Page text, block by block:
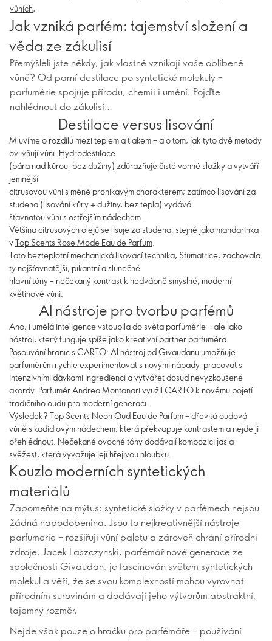
vůních.
Jak vzniká parfém: tajemství složení a
věda ze zákulisí
Přemýšleli jste někdy, jak vlastně vznikají vaše oblíbené
vůně? Od parní destilace po syntetické molekuly –
parfumérie spojuje přírodu, chemii i umění. Pojďte
nahlédnout do zákulisí…
Destilace versus lisování
Mluvíme o rozdílu mezi teplem a tlakem – a o tom, jak tyto dvě metody
ovlivňují vůni. Hydrodestilace
(pára nad kůrou, bez dužiny) zdůrazňuje čisté vonné složky a vytváří
jemnější
citrusovou vůni s méně pronikavým charakterem; zatímco lisování za
studena (lisování kůry + dužiny, bez tepla) vydává
šťavnatou vůni s ostřejším nádechem.
Většina citrusových olejů se lisuje za studena, stejně jako mandarinka
vTop Scents Rose Mode Eau de Parfum.
Tato bezteplotní mechanická lisovací technika, Sfumatrice, zachovala
ty nejšťavnatější, pikantní a slunečné
hlavní tóny – nečekaný kontrast k hedvábně smyslné, moderní
květinové vůni.
AI nástroje pro tvorbu parfémů
Ano, i umělá inteligence vstoupila do světa parfumérie – ale jako
nástroj, který funguje spíše jako kreativní partner parfuméra.
Posouvání hranic s CARTO: AI nástroj od Givaudanu umožňuje
parfumérům rychle experimentovat s novými nápady, pracovat s
intenzivními dávkami ingrediencí a vytvářet dosud nevyzkoušené
akordy. Parfumér Andrea Montanari využil CARTO k novému pojetí
tradičního oudu pro moderní generaci.
Výsledek? Top Scents Neon Oud Eau de Parfum – dřevitá oudová
vůně s kadidlovým nádechem, která překvapuje kontrastem a nejde ji
přehlédnout. Nečekané ovocné tóny dodávají kompozici jas a
svěžest, která vyvažuje její hřejivou hloubku.
Kouzlo moderních syntetických
materiálů
Zapomeňte na mýtus: syntetické složky v parfémech nejsou
žádná napodobenina. Jsou to nejkreativnější nástroje
parfumerie – rozšiřují vůní paletu a zároveň chrání přírodní
zdroje. Jacek Laszczynski, parfémář nové generace ze
společnosti Givaudan, je fascinován světem syntetických
molekul a věří, že se svou komplexností mohou vyrovnat
přírodním surovinám a dodávají jeho výtvorům abstraktní,
tajemný rozměr.
Nejde však pouze o hračku pro parfémáře – používání